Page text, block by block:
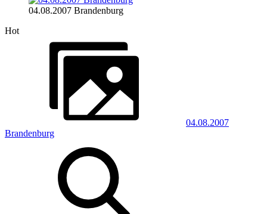
04.08.2007 Brandenburg
Hot
04.08.2007
Brandenburg